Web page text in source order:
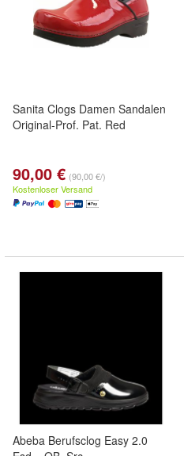
Sanita Clogs Damen Sandalen
Original-Prof. Pat. Red
90,00 € (90,00 €/)
Kostenloser Versand
Abeba Berufsclog Easy 2.0